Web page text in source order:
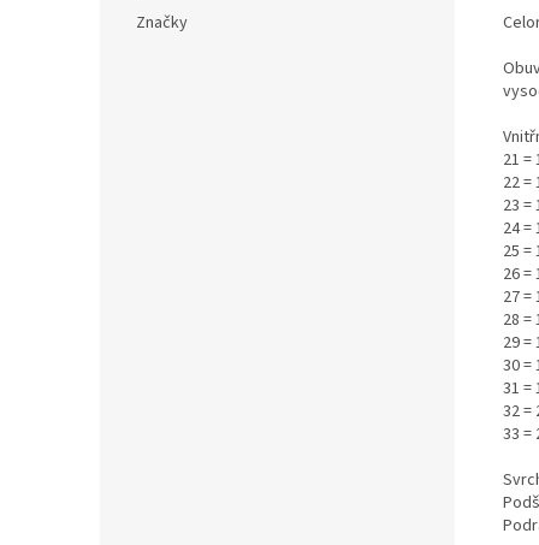
Značky
21 =
22 =
23 =
24 =
25 =
26 =
27 =
28 =
29 =
30 =
31 =
32 =
33 =